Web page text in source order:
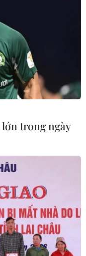
trong ngày